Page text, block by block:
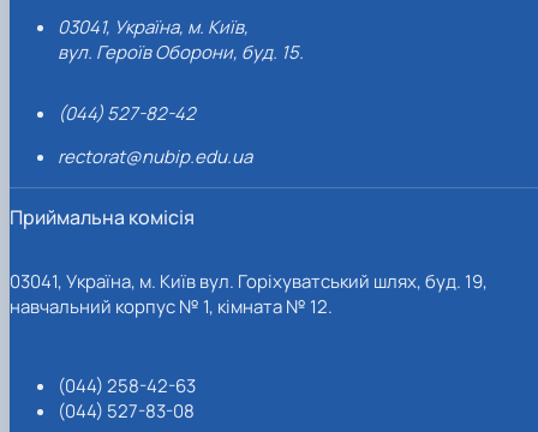
03041, Україна, м. Київ,
вул. Героїв Оборони, буд. 15.
(044) 527-82-42
rectorat@nubip.edu.ua
Приймальна комісія
03041, Україна, м. Київ вул. Горіхуватський шлях, буд. 19,
навчальний корпус № 1, кімната № 12.
(044) 258-42-63
(044) 527-83-08